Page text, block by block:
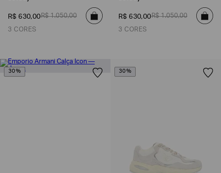
R$ 630,00R$ 1.050,00
3 CORES
R$ 630,00R$ 1.050,00
3 CORES
30% 30%